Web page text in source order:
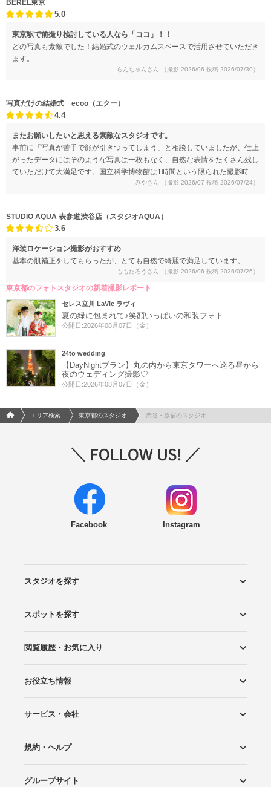
BEREL東京
5.0
東京駅で前撮り検討している人なら「ココ」！！
どの写真も素敵でした！結婚式のウェルカムスペースで活用させていただき
ます。
らんちゃんさん （撮影 2026/06 投稿 2026/07/30）
写真だけの結婚式 ecoo（エクー）
4.4
またお願いしたいと思える素敵なスタジオです。
事前に「写真が苦手で顔が引きつってしまう」と相談していましたが、仕上
がったデータにはそのような写真は一枚もなく、自然な表情をたくさん残し
ていただけて大満足です。国立科学博物館は1時間という限られた撮影時間
だったため、ポーズは細かく指定せずほぼお任せしましたが、どの写真もと
みやさん （撮影 2026/07 投稿 2026/07/24）
STUDIO AQUA 表参道渋谷店（スタジオAQUA）
3.6
洋装ロケーション撮影がおすすめ
基本の肌補正をしてもらったが、とても自然で綺麗で満足しています。
ももたろうさん （撮影 2026/06 投稿 2026/07/26）
東京都のフォトスタジオの新着撮影レポート
セレス立川 LaVie ラヴィ
夏の緑に包まれて♪笑顔いっぱいの和装フォト
公開日:2026年08月07日（金）
24to wedding
【DayNightプラン】丸の内から東京タワーへ巡る昼から
夜のウェディング撮影♡
公開日:2026年08月07日（金）
フォトウエディング/結婚写真のPhotorait ホーム
エリア検索 東京都のスタジオ 渋谷・原宿のスタジオ
Facebook Instagram
スタジオを探す
エリアから探す
こだわりから探す
NEW PHOTO STYLE
プランから探す
フォトタイプ診断
フォトグラファーから探す
国内リゾートから探す
スポットを探す
ロケーションから探す
スタジオから探す
閲覧履歴・お気に入り
閲覧スタジオ
お気に入り
お役立ち情報
Wedding Photo マガジン
はじめてガイド
サービス・会社
Photoraitとは
スタジオの掲載について
お問い合わせ
運営会社
サイトマップ
規約・ヘルプ
プライバシーポリシー
利用規約
ヘルプ
グループサイト